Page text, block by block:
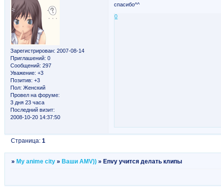
Зарегистрирован: 2007-08-14
Приглашений: 0
Сообщений: 297
Уважение: +3
Позитив: +3
Пол: Женский
Провел на форуме:
3 дня 23 часа
Последний визит:
2008-10-20 14:37:50
спасибо^^
0
Страница: 1
» My anime city » Ваши AMV)) » Envy учится делать клипы